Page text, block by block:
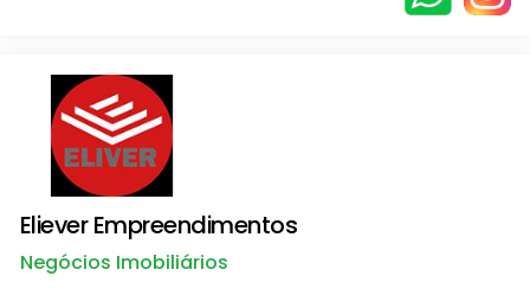
Eliever Empreendimentos
Negócios Imobiliários